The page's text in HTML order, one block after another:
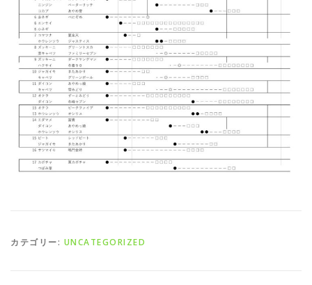
カテゴリー: UNCATEGORIZED